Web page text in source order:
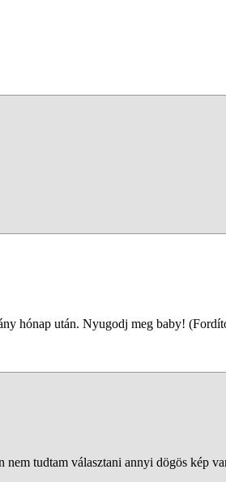
hónap után. Nyugodj meg baby!
nem tudtam választani annyi dögös